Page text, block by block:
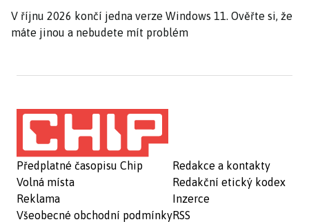
V říjnu 2026 končí jedna verze Windows 11. Ověřte si, že
máte jinou a nebudete mít problém
Předplatné časopisu Chip
Volná místa
Reklama
Všeobecné obchodní podmínky
Redakce a kontakty
Redakční etický kodex
Inzerce
RSS